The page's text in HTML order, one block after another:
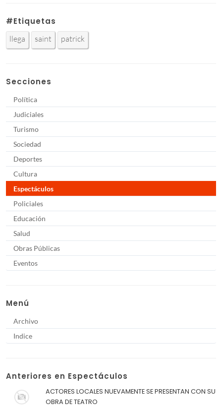
#Etiquetas
llega saint patrick
Secciones
Política
Judiciales
Turismo
Sociedad
Deportes
Cultura
Espectáculos
Policiales
Educación
Salud
Obras Públicas
Eventos
Menú
Archivo
Indice
Anteriores en Espectáculos
ACTORES LOCALES NUEVAMENTE SE PRESENTAN CON SU
OBRA DE TEATRO